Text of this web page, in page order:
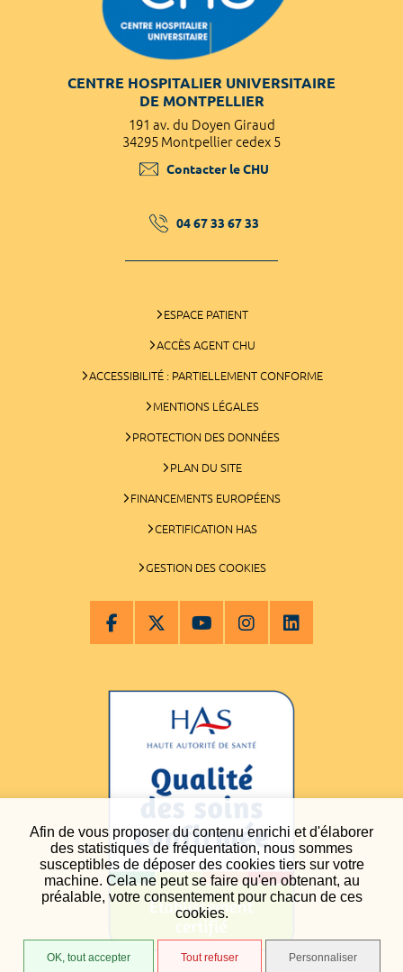
Afin de vous proposer du contenu enrichi et d'élaborer
des statistiques de fréquentation, nous sommes
susceptibles de déposer des cookies tiers sur votre
machine. Cela ne peut se faire qu'en obtenant, au
préalable, votre consentement pour chacun de ces
cookies.
OK, tout accepter Tout refuser Personnaliser
CENTRE HOSPITALIER UNIVERSITAIRE
DE MONTPELLIER
191 av. du Doyen Giraud
34295 Montpellier cedex 5
Contacter le CHU
04 67 33 67 33
ESPACE PATIENT
ACCÈS AGENT CHU
ACCESSIBILITÉ : PARTIELLEMENT CONFORME
MENTIONS LÉGALES
PROTECTION DES DONNÉES
PLAN DU SITE
FINANCEMENTS EUROPÉENS
CERTIFICATION HAS
GESTION DES COOKIES